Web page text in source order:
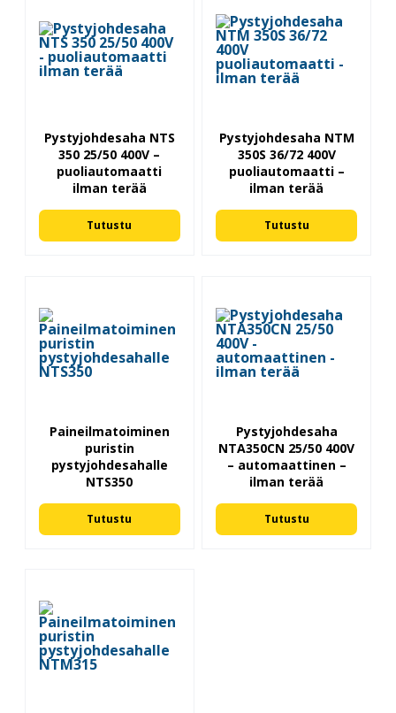
Pystyjohdesaha NTS
350 25/50 400V –
puoliautomaatti
ilman terää
Tutustu
Pystyjohdesaha NTM
350S 36/72 400V
puoliautomaatti –
ilman terää
Tutustu
Paineilmatoiminen
puristin
pystyjohdesahalle
NTS350
Tutustu
Pystyjohdesaha
NTA350CN 25/50 400V
– automaattinen –
ilman terää
Tutustu